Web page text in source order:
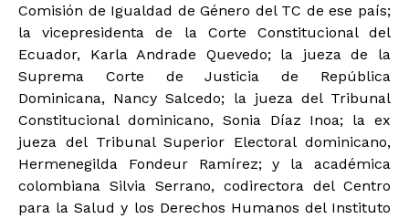
Comisión de Igualdad de Género del TC de ese país;
la vicepresidenta de la Corte Constitucional del
Ecuador, Karla Andrade Quevedo; la jueza de la
Suprema Corte de Justicia de República
Dominicana, Nancy Salcedo; la jueza del Tribunal
Constitucional dominicano, Sonia Díaz Inoa; la ex
jueza del Tribunal Superior Electoral dominicano,
Hermenegilda Fondeur Ramírez; y la académica
colombiana Silvia Serrano, codirectora del Centro
para la Salud y los Derechos Humanos del Instituto